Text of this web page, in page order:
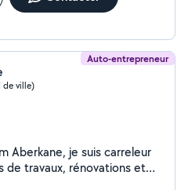
Auto-entrepreneur
de ville)
de travaux, rénovations et